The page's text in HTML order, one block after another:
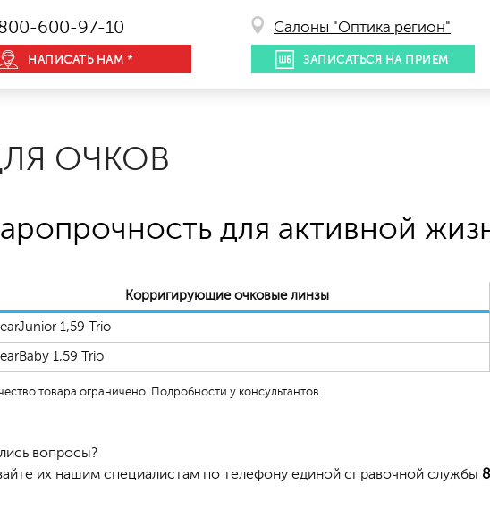
600-97-10
НАПИСАТЬ НАМ *
Салоны "Оптика регион"
ЗАПИСАТЬСЯ НА ПРИЕМ
ОЧКОВ
для активной
Корригирующие очковые линзы
1,59 Trio
1,59 Trio
товара ограничено. Подробности у консультантов.
вопросы?
их нашим специалистам по телефону единой справочной службы